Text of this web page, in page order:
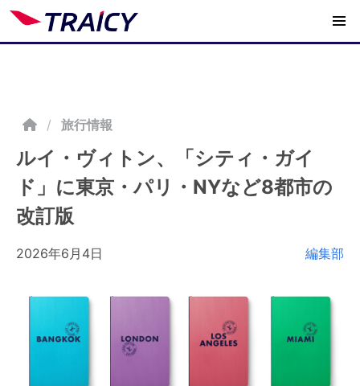
/ 旅行情報
ルイ・ヴィトン、「シティ・ガイ
ド」に東京・パリ・NYなど8都市の
改訂版
2026年6月4日 編集部